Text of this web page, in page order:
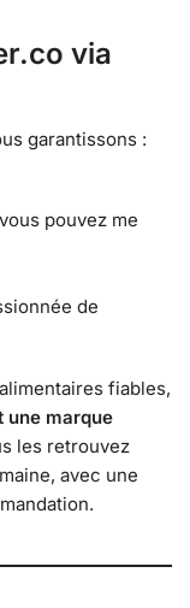
via
garantissons :
pouvez me
de
fiables,
une marque
les retrouvez
avec une